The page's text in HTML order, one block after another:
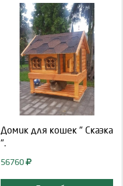
Домик для кошек " Сказка
".
56760
Выберите количество:
Продолжить Отмена